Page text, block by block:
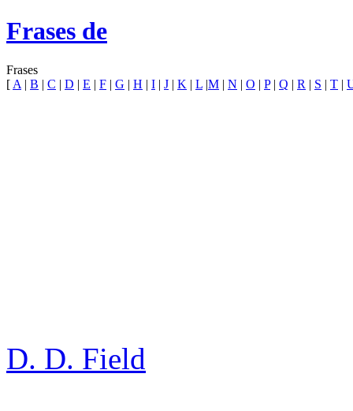
Frases de
Frases
[ A | B | C | D | E | F | G | H | I | J | K | L |M | N | O | P| Q | R | S | T |
D. D. Field